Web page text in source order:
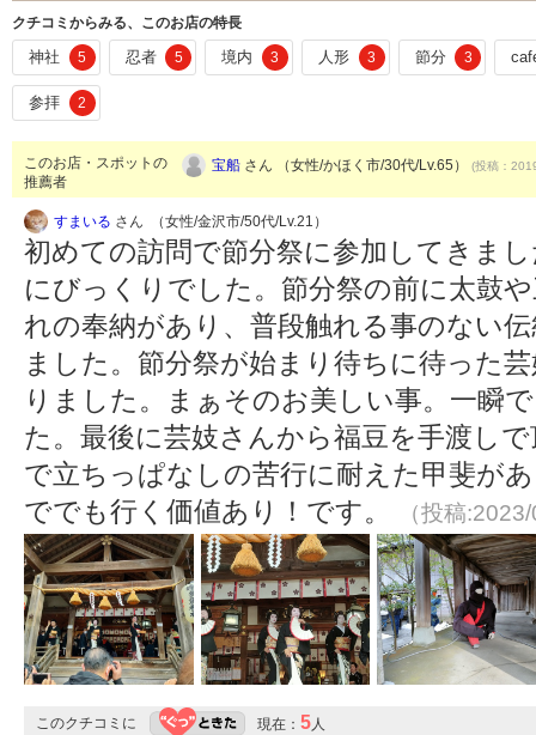
クチコミからみる、このお店の特長
神社 5 忍者 5 境内 3 人形 3 節分 3
参拝 2
このお店・スポットの
推薦者
宝船 さん （女性/かほく市/30代/Lv.65） (投稿：
すまいる さん （女性/金沢市/50代/Lv.21）
初めての訪問で節分祭に参加してきま
にびっくりでした。節分祭の前に太鼓
れの奉納があり、普段触れる事のない
ました。節分祭が始まり待ちに待った
りました。まぁそのお美しい事。一瞬
た。最後に芸妓さんから福豆を手渡し
で立ちっぱなしの苦行に耐えた甲斐が
ででも行く価値あり！です。
（投稿
このクチコミに 現在： 5人